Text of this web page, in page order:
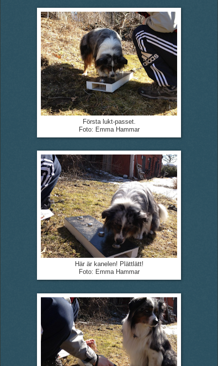
Första lukt-passet.
Foto: Emma Hammar
Här är kanelen! Plättlätt!
Foto: Emma Hammar